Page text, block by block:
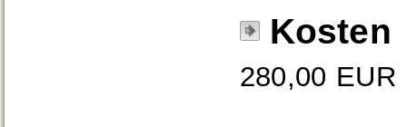
Kosten
280,00 EUR